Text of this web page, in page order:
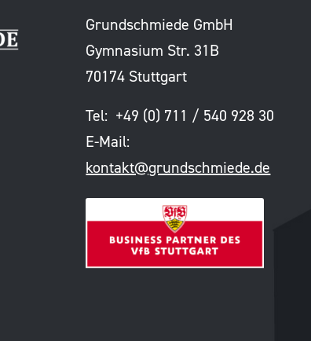
Grundschmiede GmbH
Gymnasium Str. 31B
70174 Stuttgart
Tel: +49 (0) 711 / 540 928 30
E-Mail:
kontakt@grundschmiede.de